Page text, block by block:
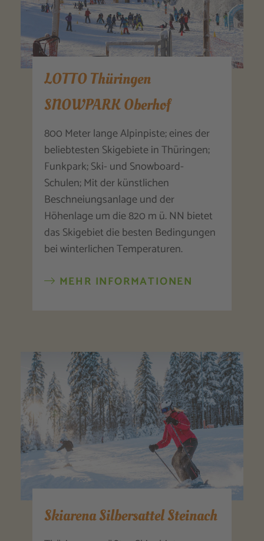
LOTTO Thüringen
SNOWPARK Oberhof
800 Meter lange Alpinpiste; eines der
beliebtesten Skigebiete in Thüringen;
Funkpark; Ski- und Snowboard-
Schulen; Mit der künstlichen
Beschneiungsanlage und der
Höhenlage um die 820 m ü. NN bietet
das Skigebiet die besten Bedingungen
bei winterlichen Temperaturen.
MEHR INFORMATIONEN
Skiarena Silbersattel Steinach